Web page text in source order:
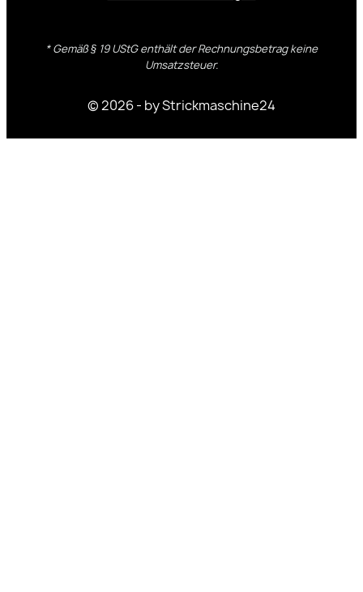
* Gemäß § 19 UStG enthält der Rechnungsbetrag keine
Umsatzsteuer.
© 2026 - by Strickmaschine24